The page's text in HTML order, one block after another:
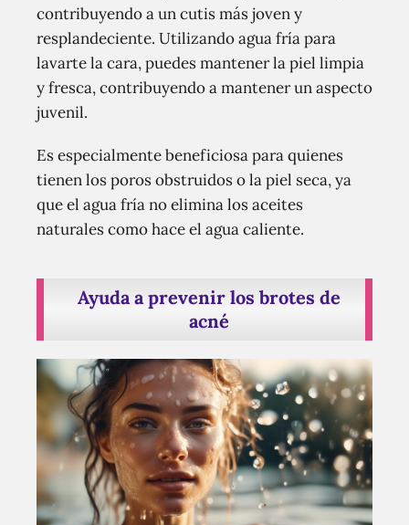
contribuyendo a un cutis más joven y
resplandeciente. Utilizando agua fría para
lavarte la cara, puedes mantener la piel limpia
y fresca, contribuyendo a mantener un aspecto
juvenil.
Es especialmente beneficiosa para quienes
tienen los poros obstruidos o la piel seca, ya
que el agua fría no elimina los aceites
naturales como hace el agua caliente.
Ayuda a prevenir los brotes de
acné